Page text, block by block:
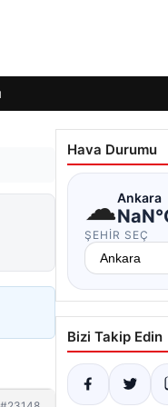
Hava Durumu
☁Ankara
ŞEHIR SEÇ
Bizi Takip Edin